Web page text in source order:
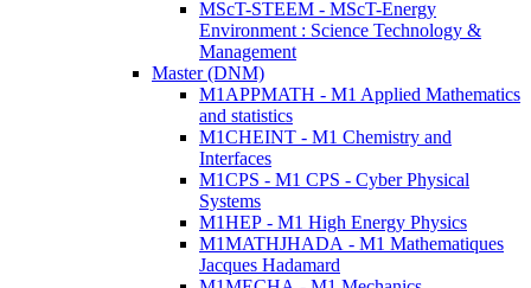
MScT-STEEM - MScT-Energy
Environment : Science Technology &
Management
Master (DNM)
M1APPMATH - M1 Applied Mathematics
and statistics
M1CHEINT - M1 Chemistry and
Interfaces
M1CPS - M1 CPS - Cyber Physical
Systems
M1HEP - M1 High Energy Physics
M1MATHJHADA - M1 Mathematiques
Jacques Hadamard